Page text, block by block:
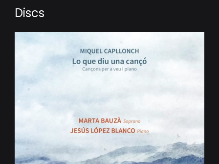
Discs